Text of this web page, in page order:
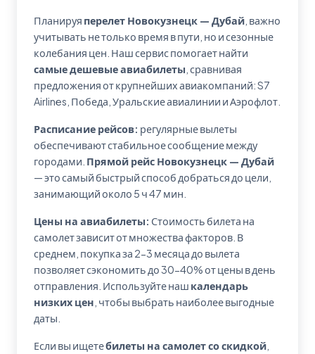
Планируя перелет Новокузнецк — Дубай , важно
учитывать не только время в пути, но и сезонные
колебания цен. Наш сервис помогает найти
самые дешевые авиабилеты , сравнивая
предложения от крупнейших авиакомпаний: S7
Airlines, Победа, Уральские авиалинии и Аэрофлот.
Расписание рейсов: регулярные вылеты
обеспечивают стабильное сообщение между
городами. Прямой рейс Новокузнецк — Дубай
— это самый быстрый способ добраться до цели,
занимающий около 5 ч 47 мин.
Цены на авиабилеты: Стоимость билета на
самолет зависит от множества факторов. В
среднем, покупка за 2-3 месяца до вылета
позволяет сэкономить до 30-40% от цены в день
отправления. Используйте наш календарь
низких цен , чтобы выбрать наиболее выгодные
даты.
Если вы ищетебилеты на самолет со скидкой